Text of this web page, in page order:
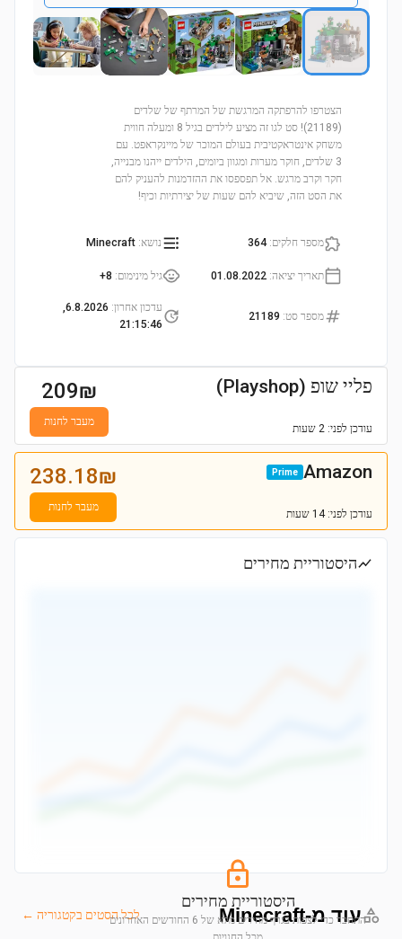
הצטרפו להרפתקה המרגשת של המרתף של שלדים
(21189)! סט לגו זה מציע לילדים בגיל 8 ומעלה חווית
משחק אינטראקטיבית בעולם המוכר של מיינקראפט. עם
3 שלדים, חוקר מערות ומגוון ביומים, הילדים ייהנו מבנייה,
חקר וקרב מרגש. אל תפספסו את ההזדמנות להעניק להם
את הסט הזה, שיביא להם שעות של יצירתיות וכיף!
מספר חלקים:
364 נושא:
Minecraft
תאריך יציאה:
01.08.2022 גיל מינימום:
8+
מספר סט:
21189
עדכון אחרון:
6.8.2026,
21:15:46
פליי שופ (Playshop)
עודכן לפני: 2 שעות
209₪
מעבר לחנות
Amazon
Prime
עודכן לפני: 14 שעות
238.18₪
מעבר לחנות
היסטוריית מחירים
היסטוריית מחירים
התחבר כדי לצפות בגרף מחירים מלא של 6 החודשים האחרונים
עוד מ-Minecraft לכל הסטים בקטגוריה ←